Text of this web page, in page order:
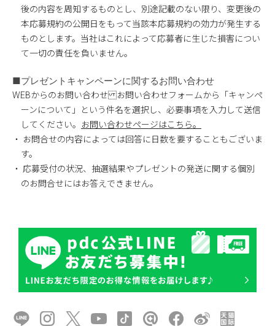
後の内容を周知するものとし、別途記載のない限り、変更後の
本応募規約の公開日をもって当該本応募規約の効力が発生する
ものとします。当社はこれによって応募者に生じた損害につい
て一切の責任を負いません。
■プレゼントキャンペーンに関するお問い合わせ
WEBからのお問い合わせ お問い合わせフォームから「キャンペ
ーンについて」という件名を選択し、必要事項を入力して送信
してください。
お問い合わせページはこちら。
・ お問合せの内容によっては回答に日数を要することもございま
す。
・ 応募受付の状況、抽選結果やプレゼントの発送に関する個別
のお問合せにはお答えできません。